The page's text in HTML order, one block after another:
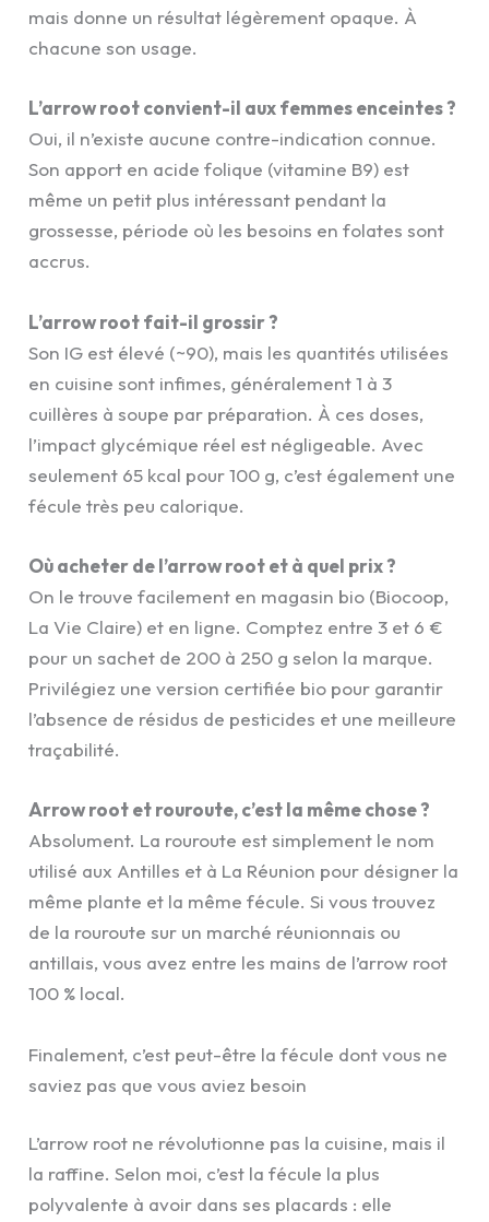
mais donne un résultat légèrement opaque. À
chacune son usage.
L’arrow root convient-il aux femmes enceintes ?
Oui, il n’existe aucune contre-indication connue.
Son apport en acide folique (vitamine B9) est
même un petit plus intéressant pendant la
grossesse, période où les besoins en folates sont
accrus.
L’arrow root fait-il grossir ?
Son IG est élevé (~90), mais les quantités utilisées
en cuisine sont infimes, généralement 1 à 3
cuillères à soupe par préparation. À ces doses,
l’impact glycémique réel est négligeable. Avec
seulement 65 kcal pour 100 g, c’est également une
fécule très peu calorique.
Où acheter de l’arrow root et à quel prix ?
On le trouve facilement en magasin bio (Biocoop,
La Vie Claire) et en ligne. Comptez entre 3 et 6 €
pour un sachet de 200 à 250 g selon la marque.
Privilégiez une version certifiée bio pour garantir
l’absence de résidus de pesticides et une meilleure
traçabilité.
Arrow root et rouroute, c’est la même chose ?
Absolument. La rouroute est simplement le nom
utilisé aux Antilles et à La Réunion pour désigner la
même plante et la même fécule. Si vous trouvez
de la rouroute sur un marché réunionnais ou
antillais, vous avez entre les mains de l’arrow root
100 % local.
Finalement, c’est peut-être la fécule dont vous ne
saviez pas que vous aviez besoin
L’arrow root ne révolutionne pas la cuisine, mais il
la raffine. Selon moi, c’est la fécule la plus
polyvalente à avoir dans ses placards : elle